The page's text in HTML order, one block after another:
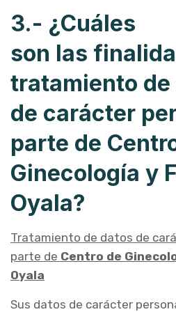
3.- ¿Cuáles
son las
tratamiento de
de carácter
parte de
Ginecología y
Oyala?
Tratamiento de datos de
parte de Centro de
Oyala
Sus datos de carácter